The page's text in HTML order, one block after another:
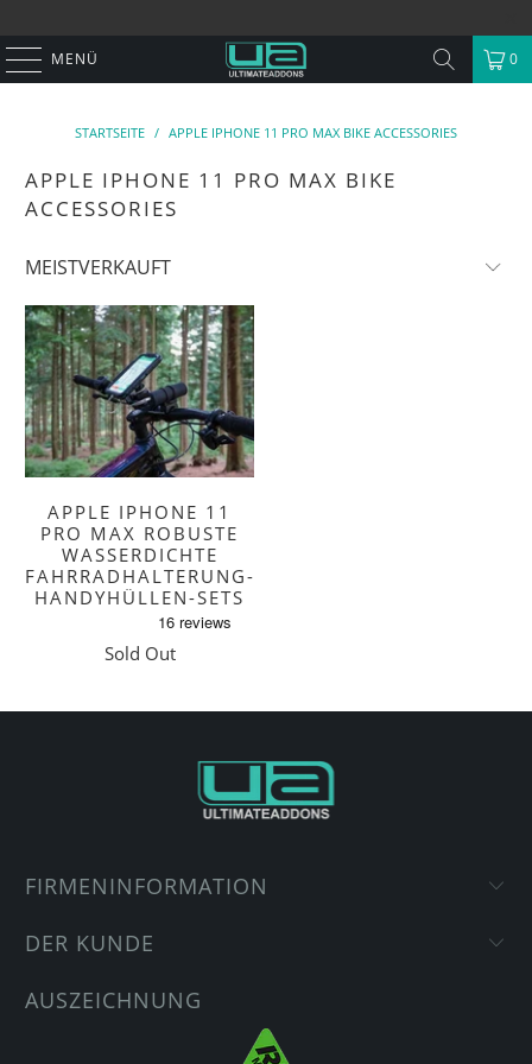
MENÜ 0
STARTSEITE / APPLE IPHONE 11 PRO MAX BIKE ACCESSORIES
APPLE IPHONE 11 PRO MAX BIKE
ACCESSORIES
APPLE IPHONE 11
PRO MAX ROBUSTE
WASSERDICHTE
FAHRRADHALTERUNG-
HANDYHÜLLEN-SETS
Sold Out
FIRMENINFORMATION
DER KUNDE
AUSZEICHNUNG